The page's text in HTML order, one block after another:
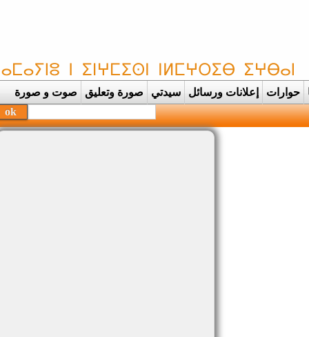
حوارات إعلانات ورسائل سيدتي صورة وتعليق صوت و صورة